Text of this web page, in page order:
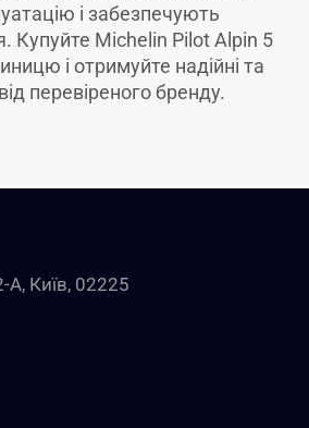
і забезпечують
Купуйте Michelin Pilot Alpin 5
і отримуйте надійні та
перевіреного бренду.
А, Київ, 02225